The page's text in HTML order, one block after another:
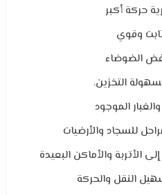
حركة أكبر
وقوي
الضوضاء
التخزين.
الموجود
للسجاد والأرضيات
والأماكن البعيدة
النقل والحركة